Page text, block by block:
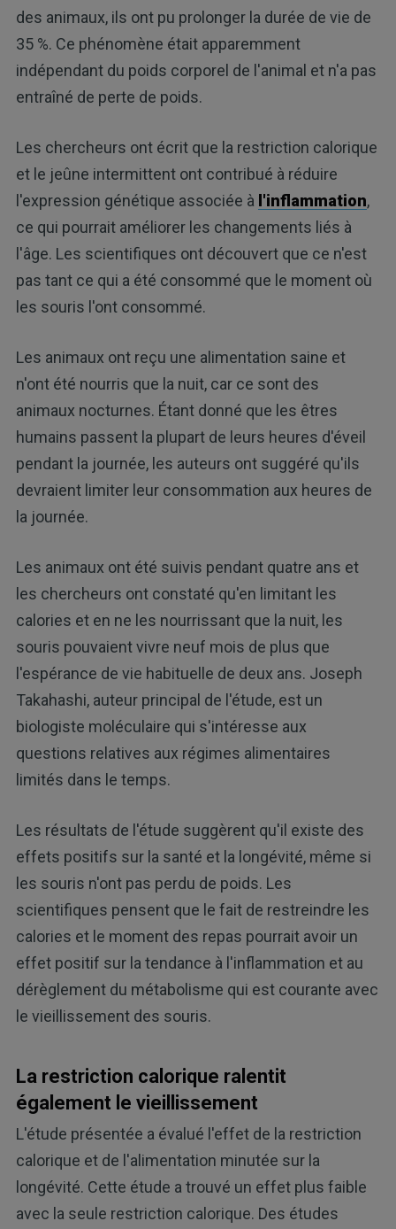
des animaux, ils ont pu prolonger la durée de vie de
35 %. Ce phénomène était apparemment
indépendant du poids corporel de l'animal et n'a pas
entraîné de perte de poids.
Les chercheurs ont écrit que la restriction calorique
et le jeûne intermittent ont contribué à réduire
l'expression génétique associée à l'inflammation,
ce qui pourrait améliorer les changements liés à
l'âge. Les scientifiques ont découvert que ce n'est
pas tant ce qui a été consommé que le moment où
les souris l'ont consommé.
Les animaux ont reçu une alimentation saine et
n'ont été nourris que la nuit, car ce sont des
animaux nocturnes. Étant donné que les êtres
humains passent la plupart de leurs heures d'éveil
pendant la journée, les auteurs ont suggéré qu'ils
devraient limiter leur consommation aux heures de
la journée.
Les animaux ont été suivis pendant quatre ans et
les chercheurs ont constaté qu'en limitant les
calories et en ne les nourrissant que la nuit, les
souris pouvaient vivre neuf mois de plus que
l'espérance de vie habituelle de deux ans. Joseph
Takahashi, auteur principal de l'étude, est un
biologiste moléculaire qui s'intéresse aux
questions relatives aux régimes alimentaires
limités dans le temps.
Les résultats de l'étude suggèrent qu'il existe des
effets positifs sur la santé et la longévité, même si
les souris n'ont pas perdu de poids. Les
scientifiques pensent que le fait de restreindre les
calories et le moment des repas pourrait avoir un
effet positif sur la tendance à l'inflammation et au
dérèglement du métabolisme qui est courante avec
le vieillissement des souris.
La restriction calorique ralentit
également le vieillissement
L'étude présentée a évalué l'effet de la restriction
calorique et de l'alimentation minutée sur la
longévité. Cette étude a trouvé un effet plus faible
avec la seule restriction calorique. Des études